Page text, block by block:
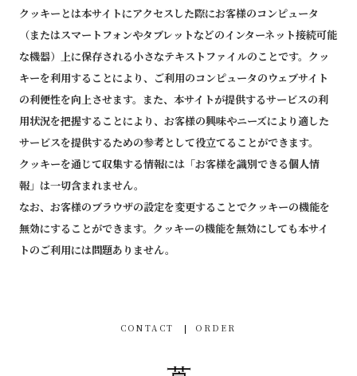
クッキーとは本サイトにアクセスした際にお客様のコンピュータ
（またはスマートフォンやタブレットなどのインターネット接続可能
な機器）上に保存される小さなテキストファイルのことです。クッ
キーを利用することにより、ご利用のコンピュータのウェブサイト
の利便性を向上させます。また、本サイトが提供するサービスの利
用状況を把握することにより、お客様の興味やニーズにより適した
サービスを提供するための参考として役立てることができます。
クッキーを通じて収集する情報には「お客様を識別できる個人情
報」は一切含まれません。
なお、お客様のブラウザの設定を変更することでクッキーの機能を
無効にすることができます。クッキーの機能を無効にしても本サイ
トのご利用には問題ありません。
CONTACT ORDER